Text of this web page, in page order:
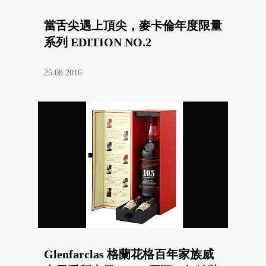
當舌尖遇上頂尖，麥卡倫年度限量
系列 EDITION NO.2
25.08.2016
Glenfarclas 格蘭花格百年家族威